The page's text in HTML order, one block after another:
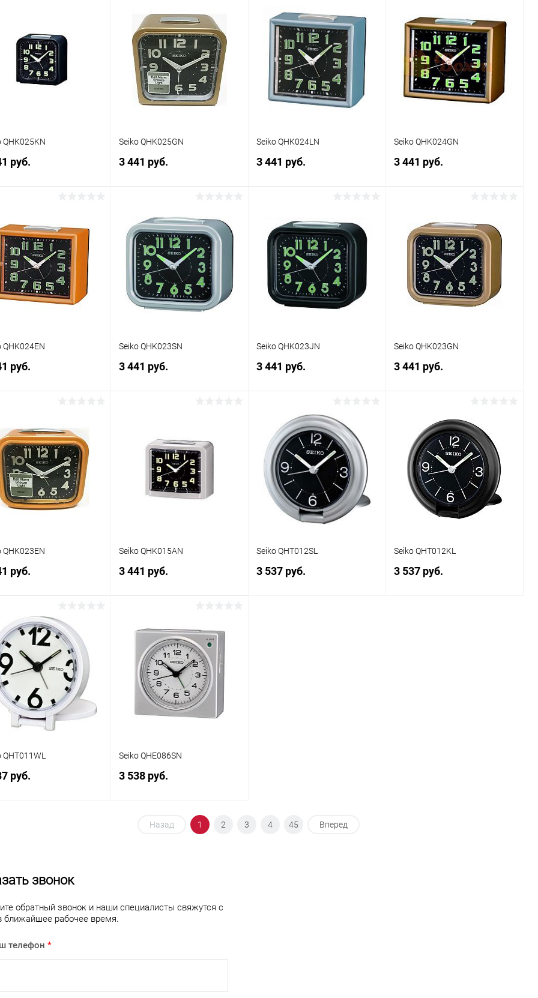
Купить в 1
Сравнение
В избранное
Купить в 1
клик
Сравнение
В избранное В наличии
Купить в 1
клик
Сравнение
В избранное В наличии
Купить в 1
клик
Сравнение
В избранное В наличии
QHK025KN
руб.
в 1
Сравнение
В наличии
Seiko QHK025GN
3 441 руб.
Купить в 1
Сравнение
В избранное В наличии
Seiko QHK024LN
3 441 руб.
Купить в 1
Сравнение
В избранное В наличии
Seiko QHK024GN
3 441 руб.
Купить в 1
Сравнение
В избранное В наличии
QHK024EN
руб.
в 1
Сравнение
избранное В наличии
Seiko QHK023SN
3 441 руб.
Купить в 1
Сравнение
В избранное
Seiko QHK023JN
3 441 руб.
В корзину
Купить в 1
клик
Сравнение
В избранное В наличии
Seiko QHK023GN
3 441 руб.
Купить в 1
клик
Сравнение
В избранное В наличии
QHK023EN
руб.
В корзину
в 1
Сравнение
В наличии
Seiko QHK015AN
3 441 руб.
Купить в 1
Сравнение
В избранное В наличии
Seiko QHT012SL
3 537 руб.
Seiko QHT012KL
3 537 руб.
QHT011WL
руб.
В наличии
Seiko QHE086SN
3 538 руб.
В корзину
Назад 1 2 3 4 45 Вперед
звонок
обратный звонок и наши специалисты свяжутся с
ближайшее рабочее время.
телефон *